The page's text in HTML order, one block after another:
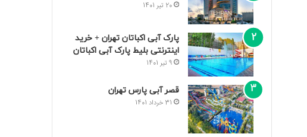
20 تیر 1401
پارک آبی اکباتان تهران + خرید
اینترنتی بلیط پارک آبی اکباتان
9 تیر 1401
قصر آبی پارس تهران
31 خرداد 1401